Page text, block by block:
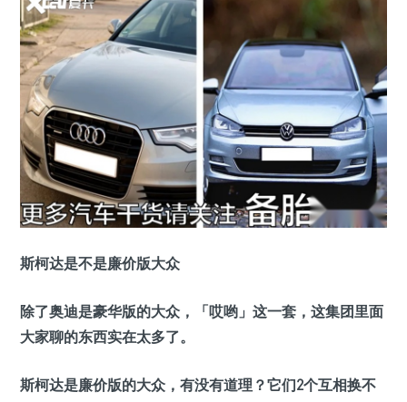
斯柯达是不是廉价版大众
除了奥迪是豪华版的大众，「哎哟」这一套，这集团里面
大家聊的东西实在太多了。
斯柯达是廉价版的大众，有没有道理？它们2个互相换不